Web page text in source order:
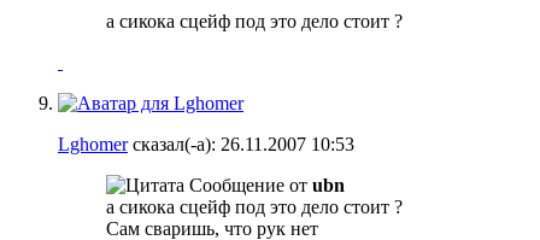
а сикока сцейф под это дело стоит ?
Lghomerсказал(-а): 26.11.2007 10:53
Сообщение от ubn
а сикока сцейф под это дело стоит ?
Сам сваришь, что рук нет